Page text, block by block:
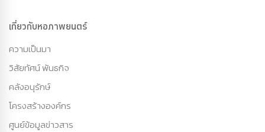
เกี่ยวกับหอภาพยนตร์
ความเป็นมา
วิสัยทัศน์ พันธกิจ
คลังอนุรักษ์
โครงสร้างองค์กร
ศูนย์ข้อมูลข่าวสาร